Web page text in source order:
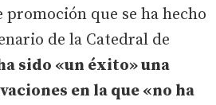
que se ha hecho
de la Catedral de
sido «un éxito» una
en la que «no ha